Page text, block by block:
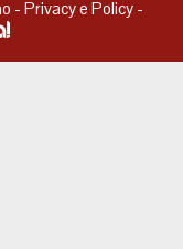
- Privacy e Policy -